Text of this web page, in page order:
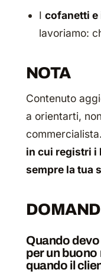
I cofanetti e
lavoriamo:
NOTA
Contenuto
a orientarti,
commercialista.
in cui registri i
sempre la tua
Quando
per un buono
quando il